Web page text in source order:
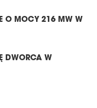
O MOCY 216 MW W
DWORCA W